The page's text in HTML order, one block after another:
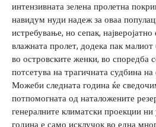
интензивната зелена пролетна
навидум нуди надеж за оваа
истребување, но сепак,
влажната пролет, додека пак малиот
во островските женки, во споредба
потсетува на трагичната судбина на
Можеби следната година ќе
потпомогната од наталожените
генералните климатски проекции
година е само исклучок во една